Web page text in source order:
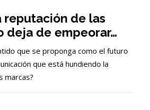
reputación de las
deja de empeorar…
que se proponga como el futuro
que está hundiendo la
marcas?